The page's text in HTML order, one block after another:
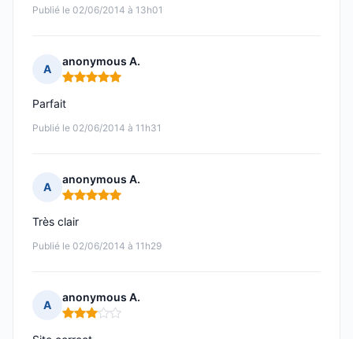
Publié le 02/06/2014 à 13h01
A
anonymous A.
Note : 5 sur 5
Publié le 02/06/2014 à 11h31
Parfait
A
anonymous A.
Note : 5 sur 5
Publié le 02/06/2014 à 11h29
Très clair
A
anonymous A.
Note : 3 sur 5